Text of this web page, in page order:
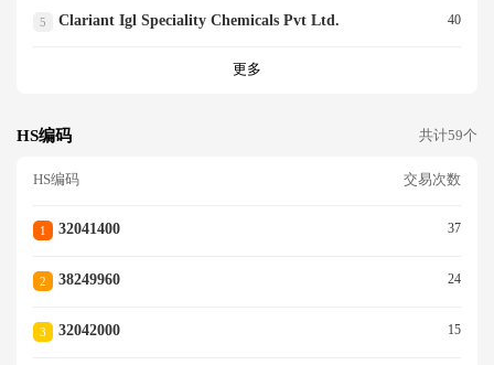
5 Clariant Igl Speciality Chemicals Pvt Ltd. 40
更多
HS编码 共计59个
HS编码 交易次数
1 32041400 37
2 38249960 24
3 32042000 15